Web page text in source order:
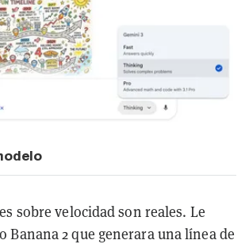
sobre velocidad son reales. Le
Banana 2 que generara una línea de